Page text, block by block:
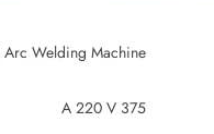
Welding Machine
375 A 220 V